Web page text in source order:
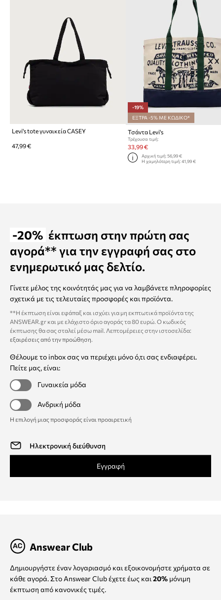
Levi's tote γυναικεία CASEY
47,99 €
-19%
ΕΞΤΡΑ -5% ΜΕ ΚΩΔΙΚΟ*
Τσάντα Levi's
Τρέχουσα τιμή:
33,99 €
Αρχική τιμή: 56,99 €
Η χαμηλότερη τιμή: 41,99 €
-20% έκπτωση στην πρώτη σας
αγορά** για την εγγραφή σας στο
ενημερωτικό μας δελτίο.
Γίνετε μέλος της κοινότητάς μας για να λαμβάνετε πληροφορίες
σχετικά με τις τελευταίες προσφορές και προϊόντα.
**Η έκπτωση είναι εφάπαξ και ισχύει για μη εκπτωτικά προϊόντα της
ANSWEAR.gr και με ελάχιστο όριο αγοράς τα 80 ευρώ. Ο κωδικός
έκπτωσης θα σας σταλεί μέσω mail. Λεπτομέρειες στην ιστοσελίδα:
εξαιρέσεις από την προώθηση.
Θέλουμε το inbox σας να περιέχει μόνο ό,τι σας ενδιαφέρει.
Πείτε μας, είναι:
Γυναικεία μόδα
Ανδρική μόδα
Η επιλογή μιας προσφοράς είναι προαιρετική
Εγγραφή
Answear Club
Δημιουργήστε έναν λογαριασμό και εξοικονομήστε χρήματα σε
κάθε αγορά. Στο Answear Club έχετε έως και 20% μόνιμη
έκπτωση από κανονικές τιμές.